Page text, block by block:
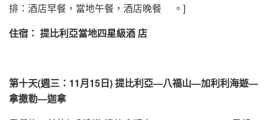
排：酒店早餐，當地午餐，酒店晚餐 。]
住宿： 提比利亞當地四星級酒 店
第十天(週三：11月15日) 提比利亞—八福山—加利利海遊—
拿撒勒—迦拿